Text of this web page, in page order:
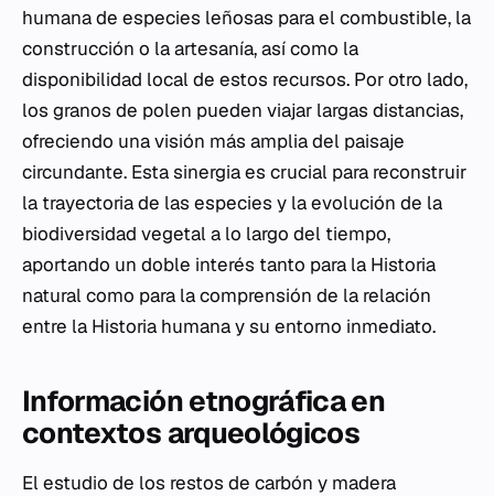
humana de especies leñosas para el combustible, la
construcción o la artesanía, así como la
disponibilidad local de estos recursos. Por otro lado,
los granos de polen pueden viajar largas distancias,
ofreciendo una visión más amplia del paisaje
circundante. Esta sinergia es crucial para reconstruir
la trayectoria de las especies y la evolución de la
biodiversidad vegetal a lo largo del tiempo,
aportando un doble interés tanto para la Historia
natural como para la comprensión de la relación
entre la Historia humana y su entorno inmediato.
Información etnográfica en
contextos arqueológicos
El estudio de los restos de carbón y madera